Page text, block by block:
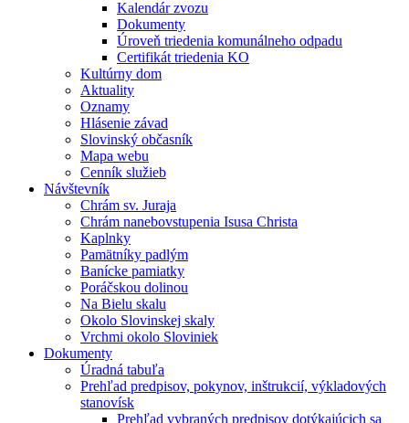
Kalendár zvozu
Dokumenty
Úroveň triedenia komunálneho odpadu
Certifikát triedenia KO
Kultúrny dom
Aktuality
Oznamy
Hlásenie závad
Slovinský občasník
Mapa webu
Cenník služieb
Návštevník
Chrám sv. Juraja
Chrám nanebovstupenia Isusa Christa
Kaplnky
Pamätníky padlým
Banícke pamiatky
Poráčskou dolinou
Na Bielu skalu
Okolo Slovinskej skaly
Vrchmi okolo Sloviniek
Dokumenty
Úradná tabuľa
Prehľad predpisov, pokynov, inštrukcií, výkladových
stanovísk
Prehľad vybraných predpisov dotýkajúcich sa